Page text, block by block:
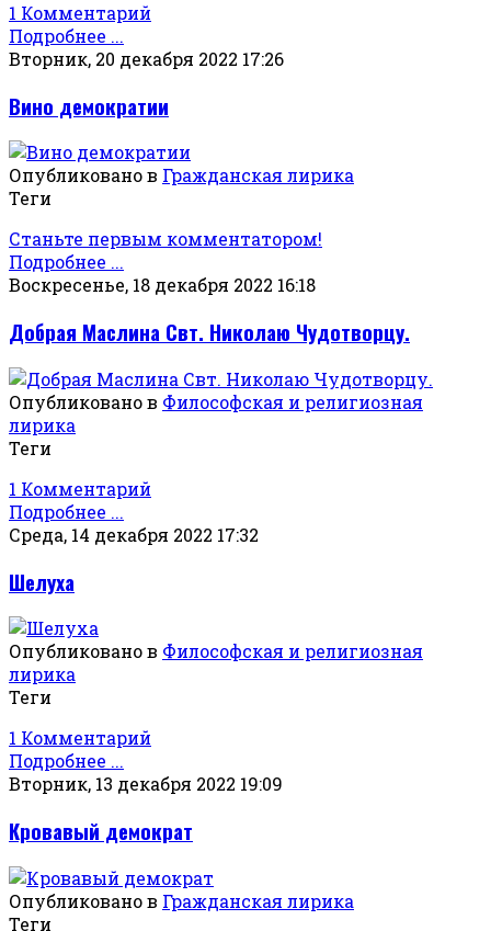
1 Комментарий
Подробнее ...
Вторник, 20 декабря 2022 17:26
Вино демократии
Опубликовано в Гражданская лирика
Теги
Станьте первым комментатором!
Подробнее ...
Воскресенье, 18 декабря 2022 16:18
Добрая Маслина Свт. Николаю Чудотворцу.
Опубликовано в Философская и религиозная
лирика
Теги
1 Комментарий
Подробнее ...
Среда, 14 декабря 2022 17:32
Шелуха
Опубликовано в Философская и религиозная
лирика
Теги
1 Комментарий
Подробнее ...
Вторник, 13 декабря 2022 19:09
Кровавый демократ
Опубликовано в Гражданская лирика
Теги